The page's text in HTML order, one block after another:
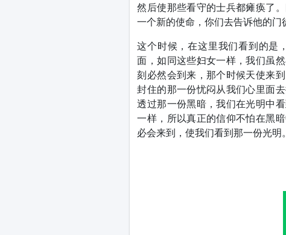
然后使那些看守的士兵都瘫痪了
一个新的使命，你们去告诉他的门
这个时候，在这里我们看到的是
面，如同这些妇女一样，我们虽
刻必然会到来，那个时候天使来
封住的那一份忧闷从我们心里面
透过那一份黑暗，我们在光明中
一样，所以真正的信仰不怕在黑
必会来到，使我们看到那一份光明。